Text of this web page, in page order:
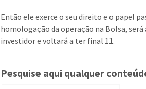
Então ele exerce o seu direito e o papel
homologação da operação na Bolsa,
investidor e voltará a ter final 11.
Pesquise aqui qualquer